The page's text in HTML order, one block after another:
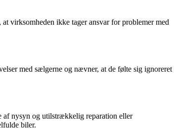
virksomheden ikke tager ansvar for problemer med
med sælgerne og nævner, at de følte sig ignoreret
af nysyn og utilstrækkelig reparation eller
biler.